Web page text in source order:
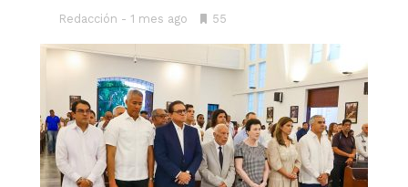
Redacción 1 mes ago
•55